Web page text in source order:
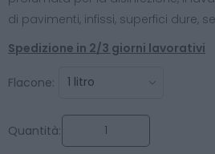
di pavimenti, infissi, superfici dure,
Spedizione in 2/3 giorni lavorativi
Flacone:
Quantità: